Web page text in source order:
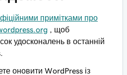
примітками про
, щоб
удосконалень в останній
оновити WordPress із